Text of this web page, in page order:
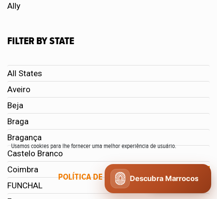
Ally
FILTER BY STATE
All States
Aveiro
Beja
Braga
Bragança
Castelo Branco
Coimbra
FUNCHAL
Usamos cookies para lhe fornecer uma melhor experiência de usuário.
POLÍTICA DE COOKIES CONCORDO
Descubra Marrocos